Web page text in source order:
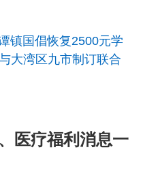
镇国倡恢复2500元学
大湾区九市制订联合
医疗福利消息一